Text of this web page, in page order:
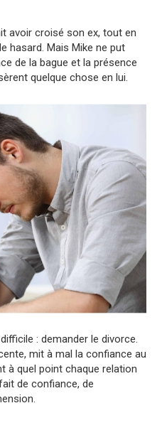
avoir croisé son ex, tout en
hasard. Mais Mike ne put
de la bague et la présence
quelque chose en lui.
: demander le divorce.
mit à mal la confiance au
à quel point chaque relation
de confiance, de